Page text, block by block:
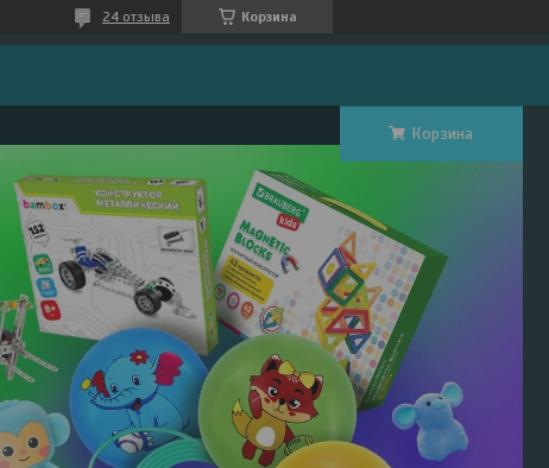
Корзина
24 отзыва
Корзина